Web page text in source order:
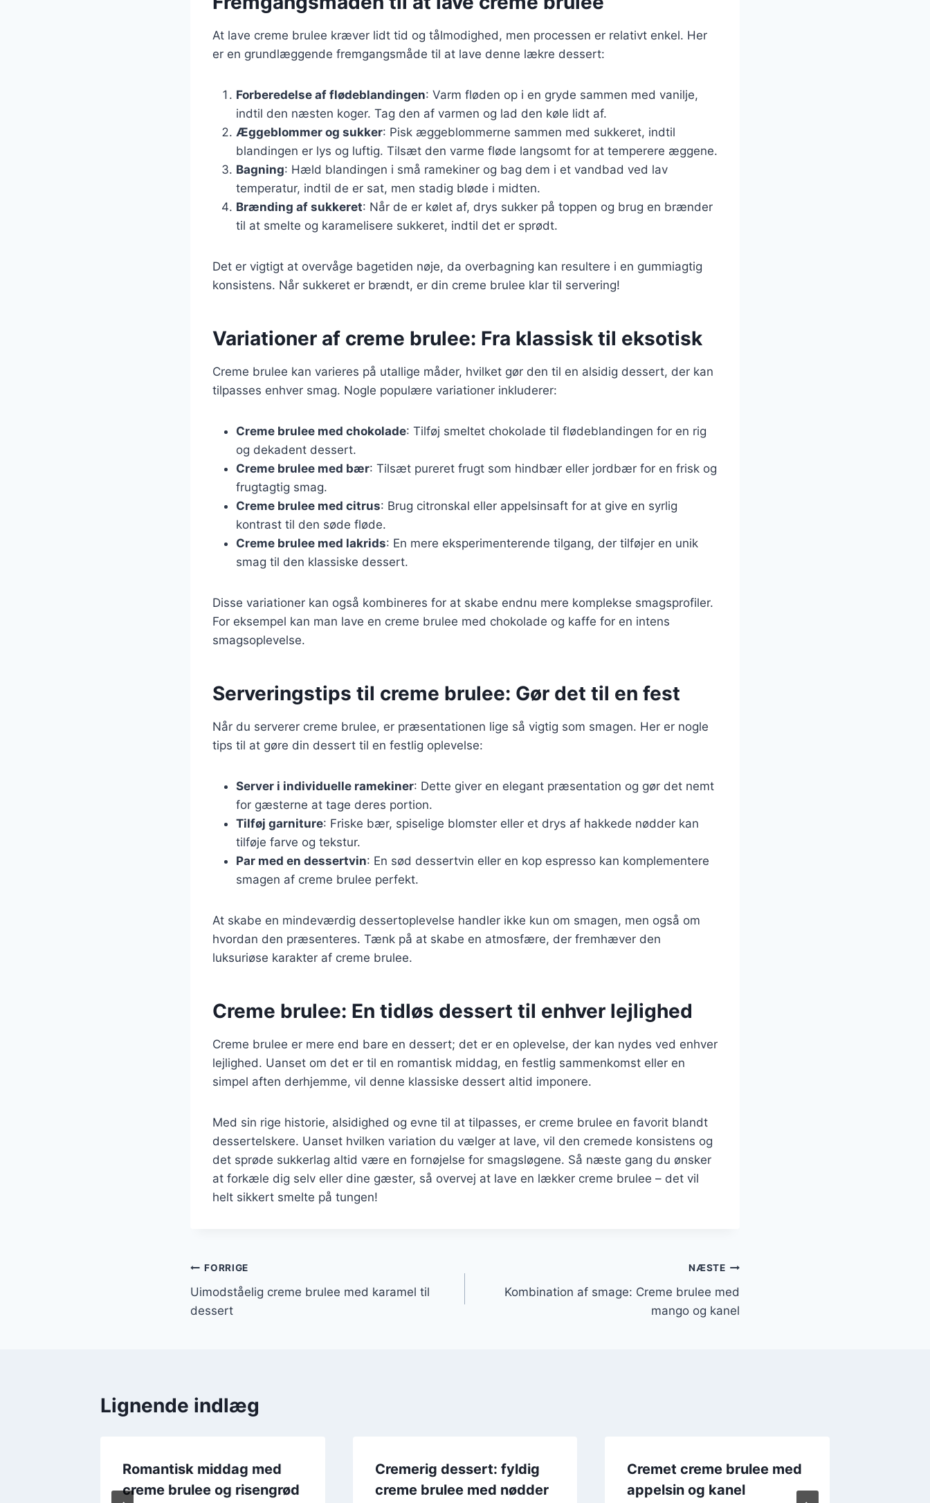
At lave creme brulee kræver lidt tid og tålmodighed, men processen er relativt enkel. Her
er en grundlæggende fremgangsmåde til at lave denne lækre dessert:
Forberedelse af flødeblandingen: Varm fløden op i en gryde sammen med vanilje,
indtil den næsten koger. Tag den af varmen og lad den køle lidt af.
Æggeblommer og sukker: Pisk æggeblommerne sammen med sukkeret, indtil
blandingen er lys og luftig. Tilsæt den varme fløde langsomt for at temperere æggene.
Bagning: Hæld blandingen i små ramekiner og bag dem i et vandbad ved lav
temperatur, indtil de er sat, men stadig bløde i midten.
Brænding af sukkeret: Når de er kølet af, drys sukker på toppen og brug en brænder
til at smelte og karamelisere sukkeret, indtil det er sprødt.
Det er vigtigt at overvåge bagetiden nøje, da overbagning kan resultere i en gummiagtig
konsistens. Når sukkeret er brændt, er din creme brulee klar til servering!
Variationer af creme brulee: Fra klassisk til eksotisk
Creme brulee kan varieres på utallige måder, hvilket gør den til en alsidig dessert, der kan
tilpasses enhver smag. Nogle populære variationer inkluderer:
Creme brulee med chokolade: Tilføj smeltet chokolade til flødeblandingen for en rig
og dekadent dessert.
Creme brulee med bær: Tilsæt pureret frugt som hindbær eller jordbær for en frisk og
frugtagtig smag.
Creme brulee med citrus: Brug citronskal eller appelsinsaft for at give en syrlig
kontrast til den søde fløde.
Creme brulee med lakrids: En mere eksperimenterende tilgang, der tilføjer en unik
smag til den klassiske dessert.
Disse variationer kan også kombineres for at skabe endnu mere komplekse smagsprofiler.
For eksempel kan man lave en creme brulee med chokolade og kaffe for en intens
smagsoplevelse.
Serveringstips til creme brulee: Gør det til en fest
Når du serverer creme brulee, er præsentationen lige så vigtig som smagen. Her er nogle
tips til at gøre din dessert til en festlig oplevelse:
Server i individuelle ramekiner: Dette giver en elegant præsentation og gør det nemt
for gæsterne at tage deres portion.
Tilføj garniture: Friske bær, spiselige blomster eller et drys af hakkede nødder kan
tilføje farve og tekstur.
Par med en dessertvin: En sød dessertvin eller en kop espresso kan komplementere
smagen af creme brulee perfekt.
At skabe en mindeværdig dessertoplevelse handler ikke kun om smagen, men også om
hvordan den præsenteres. Tænk på at skabe en atmosfære, der fremhæver den
luksuriøse karakter af creme brulee.
Creme brulee: En tidløs dessert til enhver lejlighed
Creme brulee er mere end bare en dessert; det er en oplevelse, der kan nydes ved enhver
lejlighed. Uanset om det er til en romantisk middag, en festlig sammenkomst eller en
simpel aften derhjemme, vil denne klassiske dessert altid imponere.
Med sin rige historie, alsidighed og evne til at tilpasses, er creme brulee en favorit blandt
dessertelskere. Uanset hvilken variation du vælger at lave, vil den cremede konsistens og
det sprøde sukkerlag altid være en fornøjelse for smagsløgene. Så næste gang du ønsker
at forkæle dig selv eller dine gæster, så overvej at lave en lækker creme brulee – det vil
helt sikkert smelte på tungen!
Indlægsnavigation
FORRIGE
Uimodståelig creme brulee med karamel til
dessert
NÆSTE
Kombination af smage: Creme brulee med
mango og kanel
Lignende indlæg
Romantisk middag med
creme brulee og risengrød
Cremerig dessert: fyldig
creme brulee med nødder
Cremet creme brulee med
appelsin og kanel